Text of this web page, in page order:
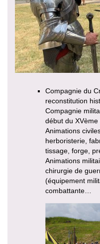
Compagnie du
reconstitution
Compagnie
début du XVème
Animations
herboristerie,
tissage, forge,
Animations
chirurgie de
(équipement
combattante…